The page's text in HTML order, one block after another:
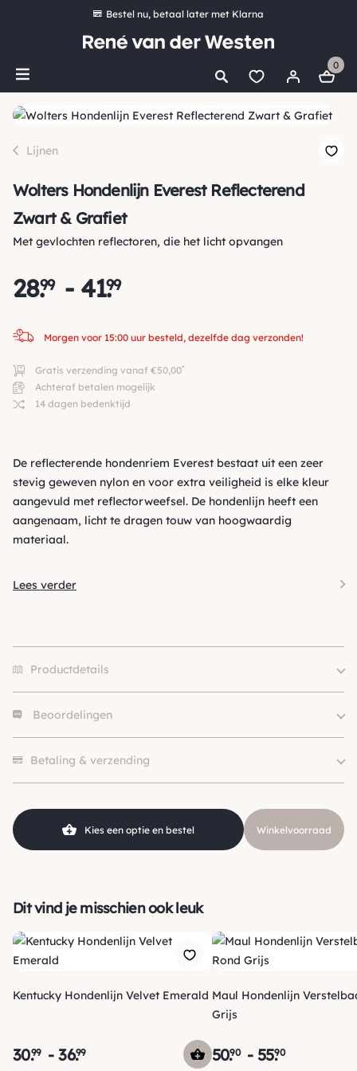
Bestel nu, betaal later met Klarna
Ruim 16.000 artikelen op voorraad
Morgen voor 15:00 uur besteld, dezelfde dag verzonden!
0
Lijnen
Wolters Hondenlijn Everest Reflecterend
Zwart & Grafiet
Met gevlochten reflectoren, die het licht opvangen
28.
99 - 41.
99
Morgen voor 15:00 uur besteld, dezelfde dag verzonden!
Gratis verzending vanaf €50,00*
Achteraf betalen mogelijk
14 dagen bedenktijd
De reflecterende hondenriem Everest bestaat uit een zeer
stevig geweven nylon en voor extra veiligheid is elke kleur
aangevuld met reflectorweefsel. De hondenlijn heeft een
aangenaam, licht te dragen touw van hoogwaardig
materiaal.
Lees verder
Productdetails
Merk
Size
13mm, 9mm
Kleur
25kg), Groot (> 25kg )
Materiaal
Nylon
Beoordelingen
Betaling & verzending
Kies een optie en bestel Winkelvoorraad
Dit vind je misschien ook leuk
Kentucky Hondenlijn Velvet Emerald
30.99 -36.99
Maul Hondenlijn
Grijs
50.90 - 55.90